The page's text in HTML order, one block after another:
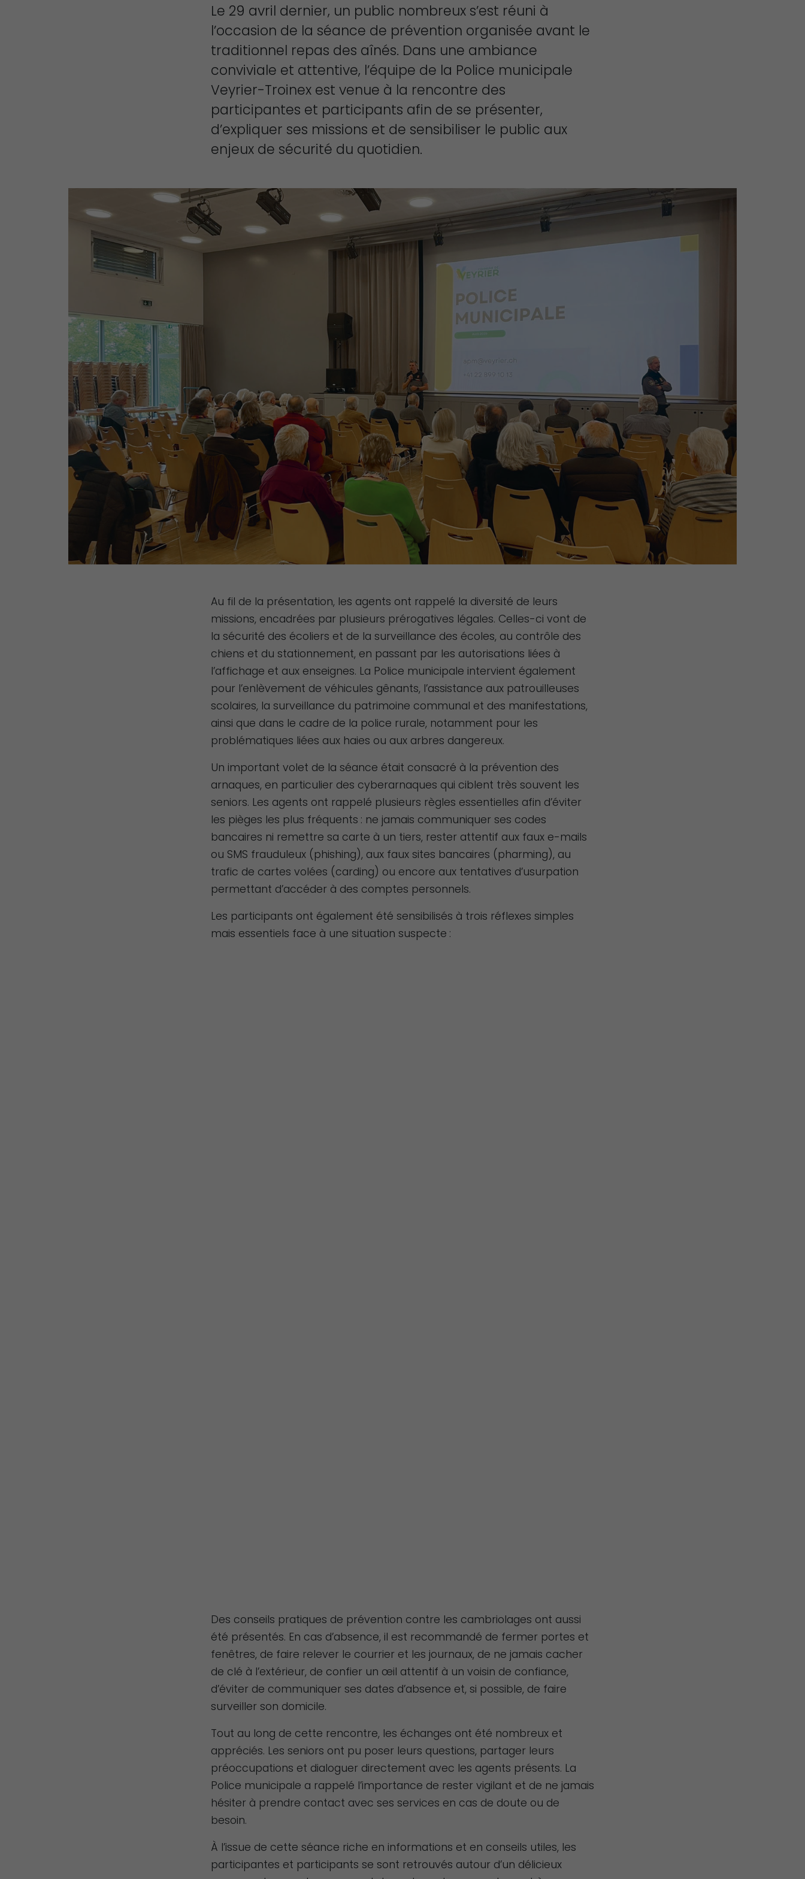
Le 29 avril dernier, un public nombreux s’est réuni à
l’occasion de la séance de prévention organisée avant le
traditionnel repas des aînés. Dans une ambiance
conviviale et attentive, l’équipe de la Police municipale
Veyrier-Troinex est venue à la rencontre des
participantes et participants afin de se présenter,
d’expliquer ses missions et de sensibiliser le public aux
enjeux de sécurité du quotidien.
Au fil de la présentation, les agents ont rappelé la diversité de leurs
missions, encadrées par plusieurs prérogatives légales. Celles-ci vont de
la sécurité des écoliers et de la surveillance des écoles, au contrôle des
chiens et du stationnement, en passant par les autorisations liées à
l’affichage et aux enseignes. La Police municipale intervient également
pour l’enlèvement de véhicules gênants, l’assistance aux patrouilleuses
scolaires, la surveillance du patrimoine communal et des manifestations,
ainsi que dans le cadre de la police rurale, notamment pour les
problématiques liées aux haies ou aux arbres dangereux.
Un important volet de la séance était consacré à la prévention des
arnaques, en particulier des cyberarnaques qui ciblent très souvent les
seniors. Les agents ont rappelé plusieurs règles essentielles afin d’éviter
les pièges les plus fréquents : ne jamais communiquer ses codes
bancaires ni remettre sa carte à un tiers, rester attentif aux faux e-mails
ou SMS frauduleux (phishing), aux faux sites bancaires (pharming), au
trafic de cartes volées (carding) ou encore aux tentatives d’usurpation
permettant d’accéder à des comptes personnels.
Les participants ont également été sensibilisés à trois réflexes simples
mais essentiels face à une situation suspecte :
Des conseils pratiques de prévention contre les cambriolages ont aussi
été présentés. En cas d’absence, il est recommandé de fermer portes et
fenêtres, de faire relever le courrier et les journaux, de ne jamais cacher
de clé à l’extérieur, de confier un œil attentif à un voisin de confiance,
d’éviter de communiquer ses dates d’absence et, si possible, de faire
surveiller son domicile.
Tout au long de cette rencontre, les échanges ont été nombreux et
appréciés. Les seniors ont pu poser leurs questions, partager leurs
préoccupations et dialoguer directement avec les agents présents. La
Police municipale a rappelé l’importance de rester vigilant et de ne jamais
hésiter à prendre contact avec ses services en cas de doute ou de
besoin.
À l’issue de cette séance riche en informations et en conseils utiles, les
participantes et participants se sont retrouvés autour d’un délicieux
fonctionnement
du site Web.
Statistiques
Afin que nous
améliorer la
fonctionnalité
et la structure
en fonction
de la façon
Web est
utilisé.